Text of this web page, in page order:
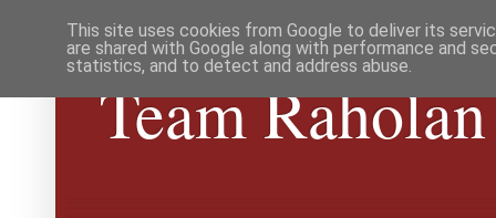
Team
This site uses cookies from Google to deliver its
are shared with Google along with performance and
statistics, and to detect and address abuse.